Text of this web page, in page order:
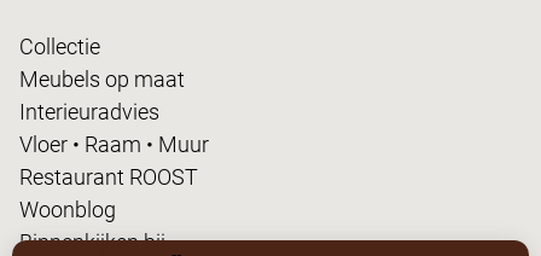
Collectie
Meubels op maat
Interieuradvies
Vloer • Raam • Muur
Restaurant ROOST
Woonblog
Binnenkijken bij...